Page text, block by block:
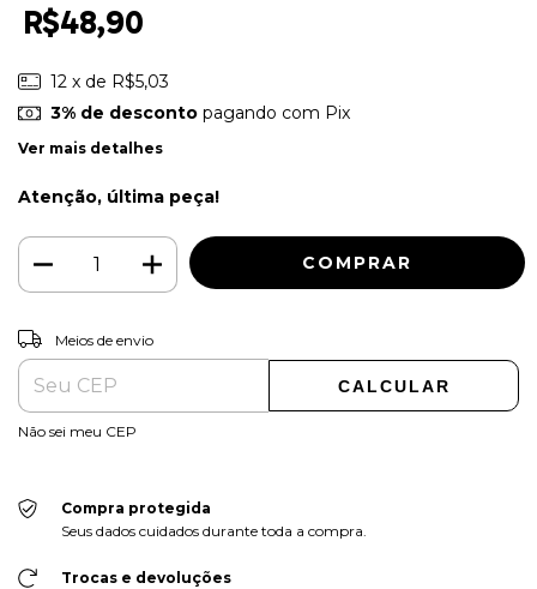
R$48,90
12 x de R$5,03
3% de descontopagando com Pix
Ver mais detalhes
Atenção, última peça!
Entregas para o CEP:
Meios de envio
CALCULAR
Não sei meu CEP
Compra protegida
Seus dados cuidados durante toda a compra.
Trocas e devoluções